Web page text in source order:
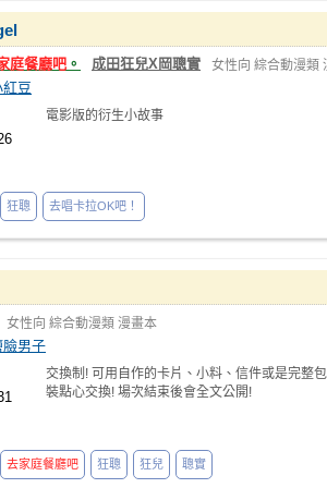
庭餐廳吧 。 成田狂兒X岡聰實 女性向 綜合動漫類
紅豆
電影版的衍生小故事
狂聰 去唱卡拉OK吧！
女性向 綜合動漫類 漫畫本
臉男子
交換制! 可用自作的卡片、小料、信件或是完整包
裝點心交換! 場次結束後會全文公開!
去家庭餐廳吧 狂聰 狂兒 聰實